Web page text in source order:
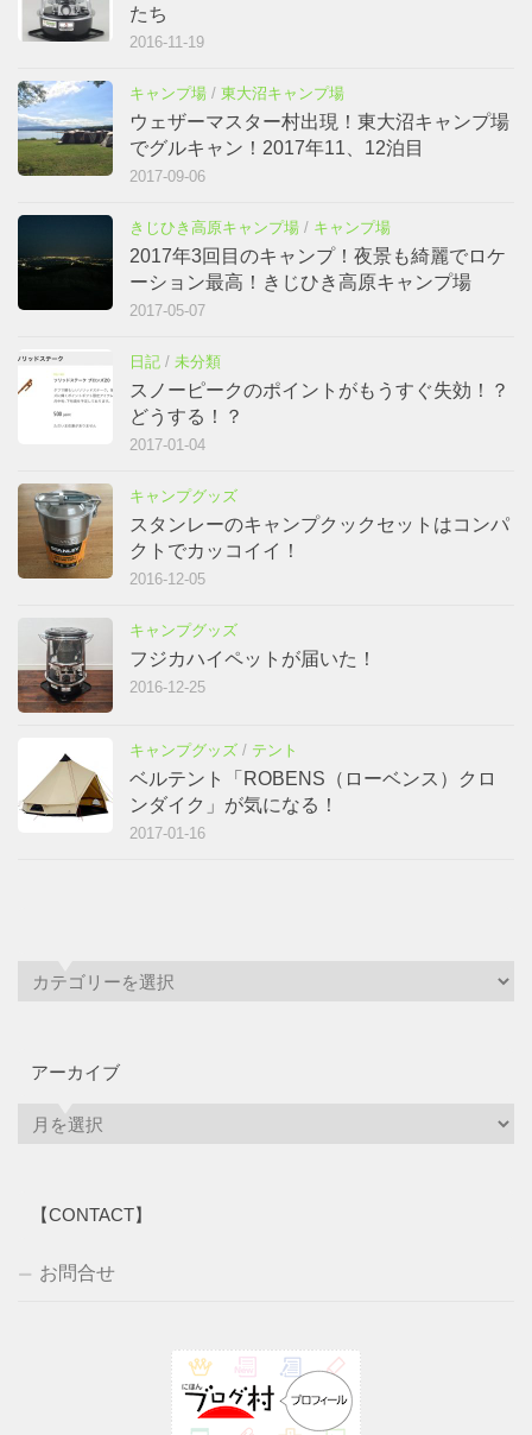
たち
2016-11-19
キャンプ場 / 東大沼キャンプ場
ウェザーマスター村出現！東大沼キャンプ場
でグルキャン！2017年11、12泊目
2017-09-06
きじひき高原キャンプ場 / キャンプ場
2017年3回目のキャンプ！夜景も綺麗でロケ
ーション最高！きじひき高原キャンプ場
2017-05-07
日記 / 未分類
スノーピークのポイントがもうすぐ失効！？
どうする！？
2017-01-04
キャンプグッズ
スタンレーのキャンプクックセットはコンパ
クトでカッコイイ！
2016-12-05
キャンプグッズ
フジカハイペットが届いた！
2016-12-25
キャンプグッズ / テント
ベルテント「ROBENS（ローベンス）クロ
ンダイク」が気になる！
2017-01-16
アーカイブ
【CONTACT】
お問合せ